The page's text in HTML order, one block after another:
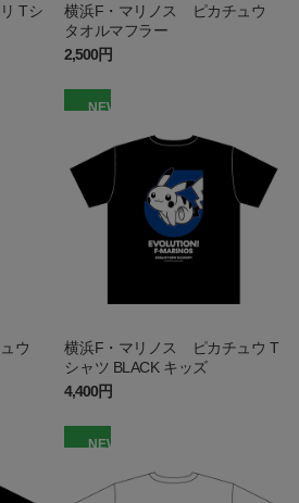
Tシ
横浜F・マリノス ピカチュウ
タオルマフラー
2,500円
ウ
NEW
横浜F・マリノス ピカチュウ T
シャツ BLACK キッズ
4,400円
NEW